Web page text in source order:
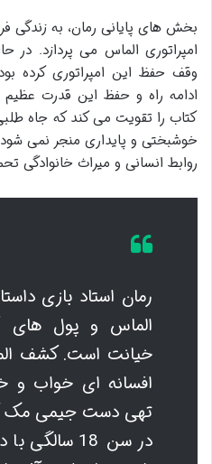
بخش های پایانی رمان، به زندگی
امپراتوری الماس می پردازد. در
وقف حفظ این امپراتوری کرده
ادامه راه و حفظ این قدرت عظیم
کتاب را تقویت می کند که جاه
خوشبختی و پایداری منجر نمی
روابط انسانی و میراث خانوادگی
رمان استاد بازی
الماس و پول های
خیانت است. کشف
افسانه ای خواب و
تهی دست جیمی مک
در سن 18